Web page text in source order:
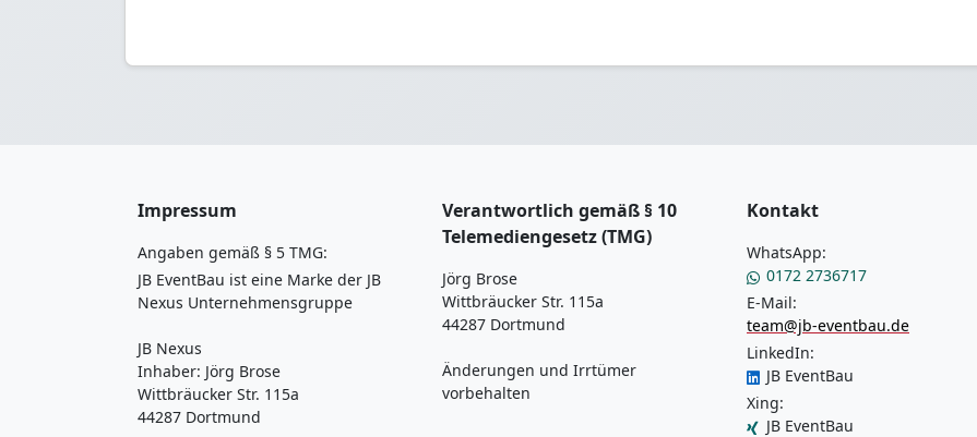
Impressum
Angaben gemäß § 5 TMG:
JB EventBau ist eine Marke der JB
Nexus Unternehmensgruppe
JB Nexus
Inhaber: Jörg Brose
Wittbräucker Str. 115a
44287 Dortmund
Verantwortlich gemäß § 10
Telemediengesetz (TMG)
Jörg Brose
Wittbräucker Str. 115a
44287 Dortmund
Änderungen und Irrtümer
vorbehalten
Kontakt
WhatsApp:
0172 2736717
E-Mail:
team@jb-eventbau.de
LinkedIn:
JB EventBau
Xing:
JB EventBau